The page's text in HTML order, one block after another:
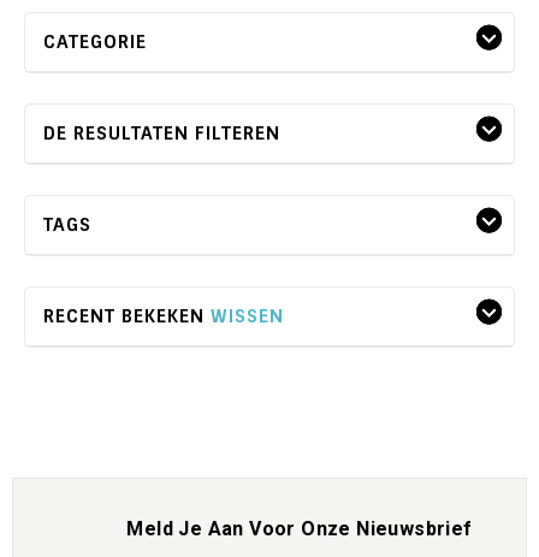
CATEGORIE
DE RESULTATEN FILTEREN
TAGS
RECENT BEKEKEN WISSEN
Meld Je Aan Voor Onze Nieuwsbrief